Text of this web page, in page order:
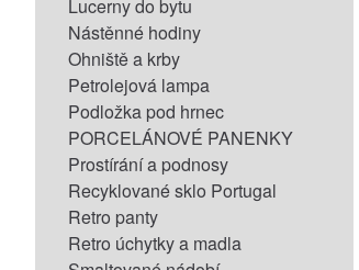
Lucerny do bytu
Nástěnné hodiny
Ohniště a krby
Petrolejová lampa
Podložka pod hrnec
PORCELÁNOVÉ PANENKY
Prostírání a podnosy
Recyklované sklo Portugal
Retro panty
Retro úchytky a madla